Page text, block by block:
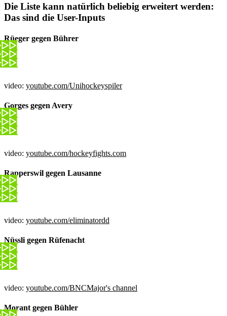
Die Liste kann natürlich beliebig erweitert werden:
Das sind die User-Inputs
Rüeger gegen Bührer
video: youtube.com/Unihockeyspiler
Gorges gegen Avery
video: youtube.com/hockeyfights.com
Rapperswil gegen Lausanne
video: youtube.com/eliminatordd
Nüssli gegen Rüfenacht
video: youtube.com/BNCMajor's channel
Morant gegen Bühler